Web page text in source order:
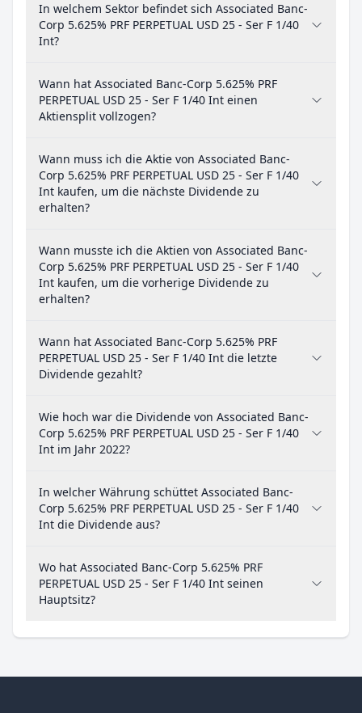
In welchem Sektor befindet sich Associated Banc-
Corp 5.625% PRF PERPETUAL USD 25 - Ser F 1/40
Int?
Wann hat Associated Banc-Corp 5.625% PRF
PERPETUAL USD 25 - Ser F 1/40 Int einen
Aktiensplit vollzogen?
Wann muss ich die Aktie von Associated Banc-
Corp 5.625% PRF PERPETUAL USD 25 - Ser F 1/40
Int kaufen, um die nächste Dividende zu
erhalten?
Wann musste ich die Aktien von Associated Banc-
Corp 5.625% PRF PERPETUAL USD 25 - Ser F 1/40
Int kaufen, um die vorherige Dividende zu
erhalten?
Wann hat Associated Banc-Corp 5.625% PRF
PERPETUAL USD 25 - Ser F 1/40 Int die letzte
Dividende gezahlt?
Wie hoch war die Dividende von Associated Banc-
Corp 5.625% PRF PERPETUAL USD 25 - Ser F 1/40
Int im Jahr 2022?
In welcher Währung schüttet Associated Banc-
Corp 5.625% PRF PERPETUAL USD 25 - Ser F 1/40
Int die Dividende aus?
Wo hat Associated Banc-Corp 5.625% PRF
PERPETUAL USD 25 - Ser F 1/40 Int seinen
Hauptsitz?